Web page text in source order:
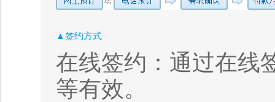
▲签约方式
在线签约：通过在线
等有效。